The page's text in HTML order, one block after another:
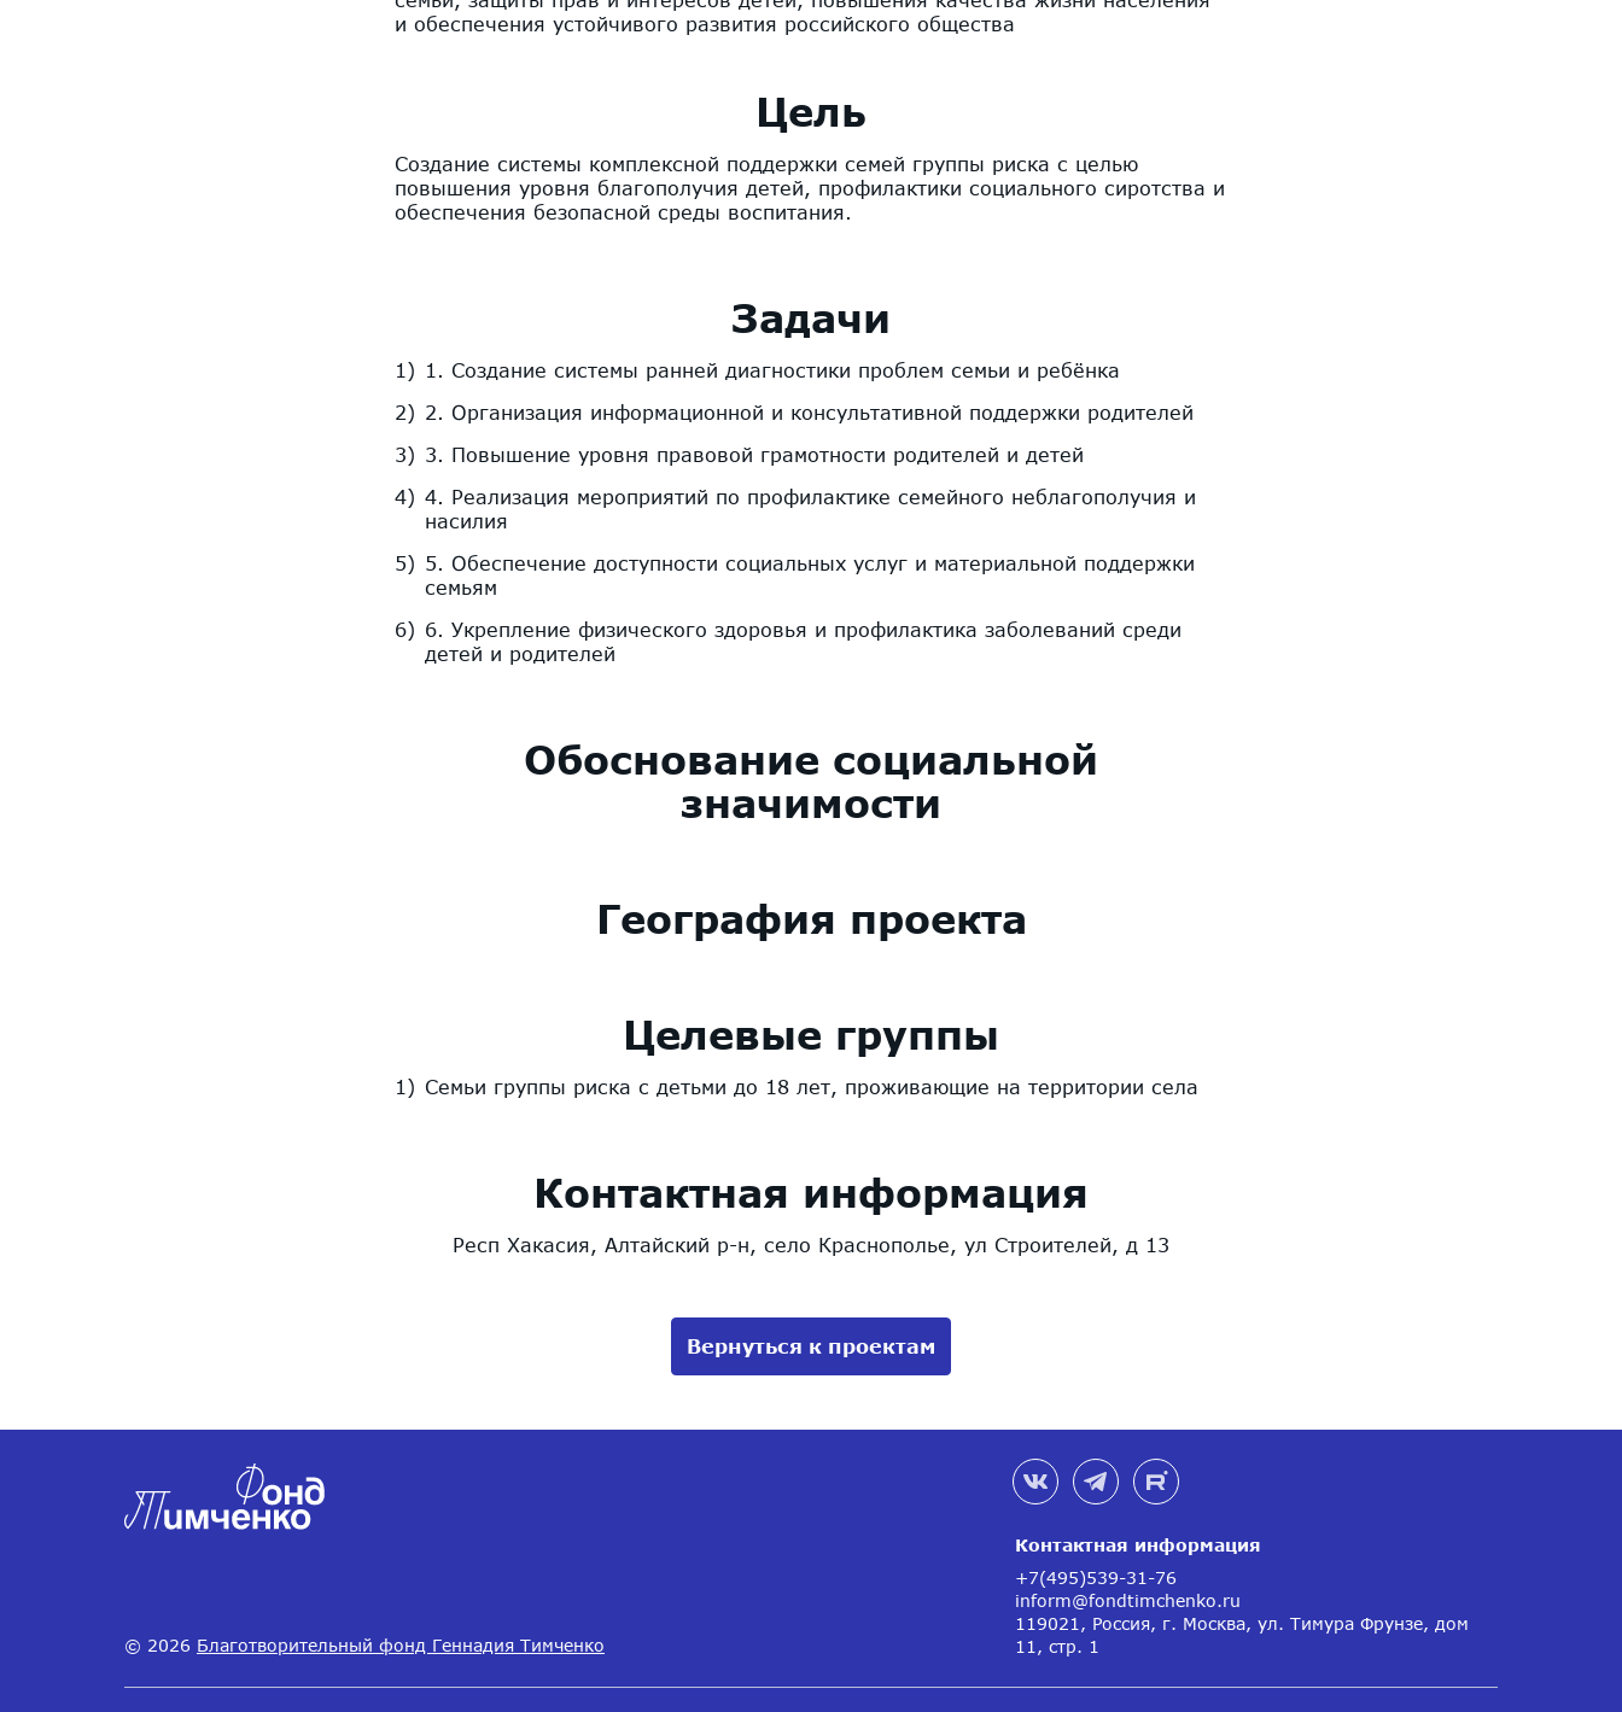
и обеспечения устойчивого развития российского общества
Цель
Создание системы комплексной поддержки семей группы риска с целью
повышения уровня благополучия детей, профилактики социального сиротства и
обеспечения безопасной среды воспитания.
Задачи
1. Создание системы ранней диагностики проблем семьи и ребёнка
2. Организация информационной и консультативной поддержки родителей
3. Повышение уровня правовой грамотности родителей и детей
4. Реализация мероприятий по профилактике семейного неблагополучия и
насилия
5. Обеспечение доступности социальных услуг и материальной поддержки
семьям
6. Укрепление физического здоровья и профилактика заболеваний среди
детей и родителей
Обоснование социальной
значимости
География проекта
Целевые группы
Семьи группы риска с детьми до 18 лет, проживающие на территории села
Контактная информация
Респ Хакасия, Алтайский р-н, село Краснополье, ул Строителей, д 13
Вернуться к проектам
Контактная информация
+7(495)539-31-76
inform@fondtimchenko.ru
119021, Россия, г. Москва, ул. Тимура Фрунзе, дом
11, стр. 1
© 2026 Благотворительный фонд Геннадия Тимченко